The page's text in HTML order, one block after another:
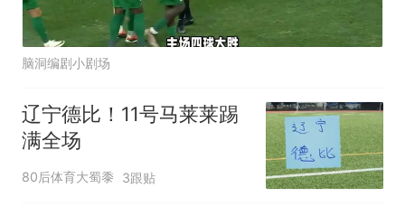
脑洞编剧小剧场
辽宁德比！11号马莱莱踢
满全场
80后体育大蜀黍 3跟贴